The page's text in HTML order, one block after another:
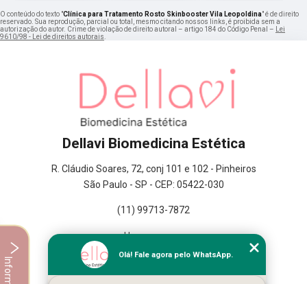
O conteúdo do texto "Clínica para Tratamento Rosto Skinbooster Vila Leopoldina" é de direito
reservado. Sua reprodução, parcial ou total, mesmo citando nossos links, é proibida sem a
autorização do autor. Crime de violação de direito autoral – artigo 184 do Código Penal –
Lei
9610/98 - Lei de direitos autorais
Dellavi Biomedicina Estética
R. Cláudio Soares, 72, conj 101 e 102 - Pinheiros
São Paulo - SP - CEP: 05422-030
(11) 99713-7872
Home
Empresa
Olá! Fale agora pelo WhatsApp.